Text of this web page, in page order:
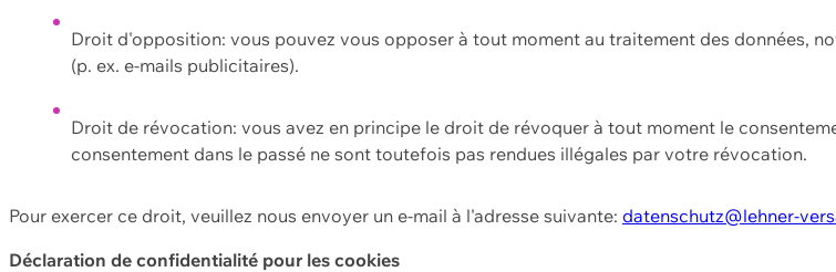
Droit d'opposition: vous pouvez vous opposer à tout moment au traitement des données,
(p. ex. e-mails publicitaires).
Droit de révocation: vous avez en principe le droit de révoquer à tout moment le
consentement dans le passé ne sont toutefois pas rendues illégales par votre révocation.
Pour exercer ce droit, veuillez nous envoyer un e-mail à l'adresse suivante: datenschutz@lehner-
Déclaration de confidentialité pour les cookies